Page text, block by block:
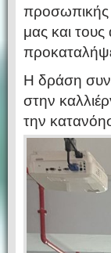
προσωπικής
μας και
Η δράση
στην
την